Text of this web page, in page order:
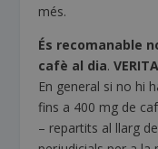
més.
És recomanable
cafè al dia.
En general si no hi
fins a 400 mg de
– repartits al llarg